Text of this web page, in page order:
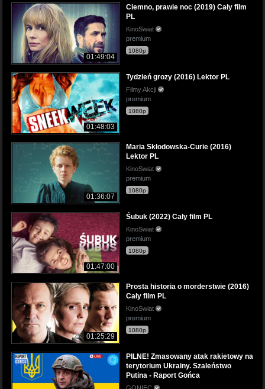
01:49:04
Ciemno, prawie noc (2019) Cały film
PL
KinoSwiat
premium
1080p
01:48:03
Tydzień grozy (2016) Lektor PL
Filmy Akcji
premium
1080p
01:36:07
Maria Skłodowska-Curie (2016)
Lektor PL
KinoSwiat
premium
1080p
01:47:00
Śubuk (2022) Cały film PL
KinoSwiat
premium
1080p
01:25:29
Prosta historia o morderstwie (2016)
Cały film PL
KinoSwiat
premium
1080p
PILNE! Zmasowany atak rakietowy na
terytorium Ukrainy. Szaleństwo
Putina - Raport Gońca